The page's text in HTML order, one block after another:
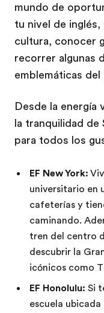
mundo de
tu nivel de
cultura, conocer
recorrer algunas
emblemáticas del
Desde la energía
la tranquilidad de
para todos los
EF New York:
universitario en
cafeterías y
caminando.
tren del centro
descubrir la
icónicos como
EF Honolulu: Si
escuela